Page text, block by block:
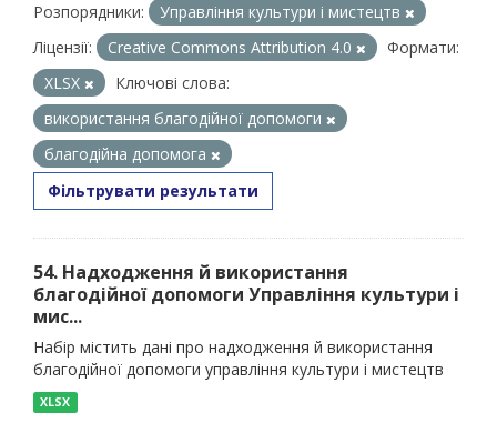
Розпорядники:
Управління культури і мистецтв
Ліцензії:
Creative Commons Attribution 4.0
Формати:
XLSX
Ключові слова:
використання благодійної допомоги
благодійна допомога
Фільтрувати результати
54. Надходження й використання
благодійної допомоги Управління культури і
мис...
Набір містить дані про надходження й використання
благодійної допомоги управління культури і мистецтв
XLSX